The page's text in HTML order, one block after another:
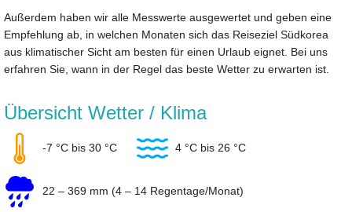
Außerdem haben wir alle Messwerte ausgewertet und geben eine
Empfehlung ab, in welchen Monaten sich das Reiseziel Südkorea
aus klimatischer Sicht am besten für einen Urlaub eignet. Bei uns
erfahren Sie, wann in der Regel das beste Wetter zu erwarten ist.
Übersicht Wetter / Klima
-7 °C bis 30 °C 4 °C bis 26 °C
22 – 369 mm (4 – 14 Regentage/Monat)